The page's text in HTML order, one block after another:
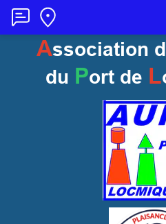
Association
du Port de L